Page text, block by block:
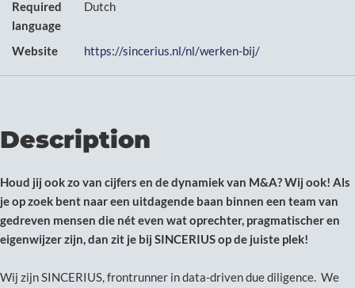
Required
language
Dutch
Website https://sincerius.nl/nl/werken-bij/
Description
Houd jij ook zo van cijfers en de dynamiek van M&A? Wij ook! Als
je op zoek bent naar een uitdagende baan binnen een team van
gedreven mensen die nét even wat oprechter, pragmatischer en
eigenwijzer zijn, dan zit je bij SINCERIUS op de juiste plek!
Wij zijn SINCERIUS, frontrunner in data-driven due diligence. We